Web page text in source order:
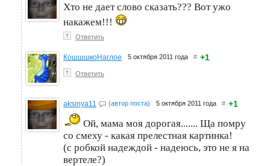
Хто не дает слово сказать??? Вот ужо
накажем!!!
↑ Ответить
КошшшкоНаглое 5 октября 2011 года # +1
↑ Ответить
aksinya11 (автор поста) 5 октября 2011 года # +1
Ой, мама моя дорогая....... Ща помру
со смеху - какая прелестная картинка!
(с робкой надеждой - надеюсь, это не я на
вертеле?)